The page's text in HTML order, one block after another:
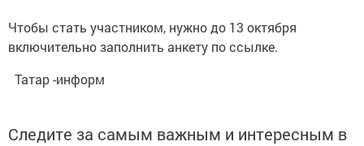
Чтобы стать участником, нужно до 13 октября
включительно заполнить анкету по ссылке.
Татар -информ
Следите за самым важным и интересным в